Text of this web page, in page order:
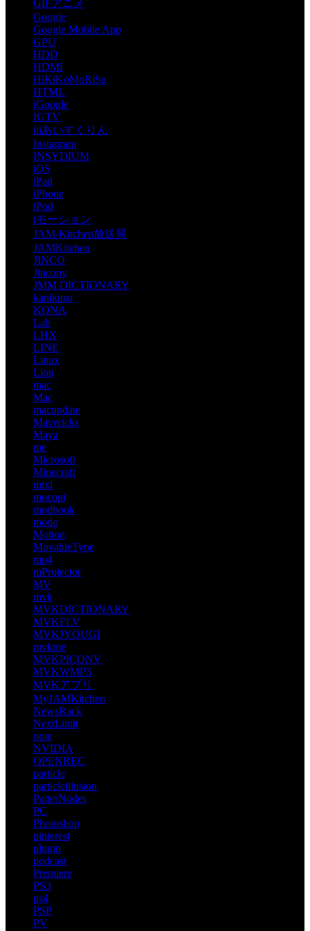
GIFアニメ
Google
Google Mobile App
GPU
HDD
HDMI
HiKiKoMoRiSu
HTML
iGoogle
IGTV
iiiあいすくりん
Instagram
INSYDIUM
iOS
iPad
iPhone
iPod
iモーション
JAM-Kitchen放送局
JAMKitchen
JINCO
Jincony
JMM DICTIONARY
kanikuso
KONA
Lab
LHX
LINE
Linux
Lion
mac
Mac
macupdate
Mavericks
Maya
me
Microsoft
Minecraft
mixi
mocopi
modbook
modo
Motion
MovableType
mp4
mProjector
MV
mvk
MVKDICTIONARY
MVKFLV
MVKJYOUGI
mvkme
MVKPICONV
MVKWMP3
MVKアプリ
MyJAMKitchen
NewsRack
NextLimit
note
NVIDIA
OPENREC
particle
particleillusion
PatterNodes
PC
Photoshop
pinterest
plugin
podcast
Premiere
PS3
ps4
PSP
PV